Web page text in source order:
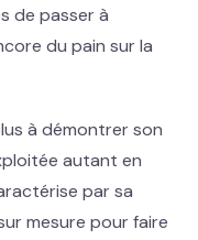
de passer à
du pain sur la
à démontrer son
autant en
par sa
mesure pour faire